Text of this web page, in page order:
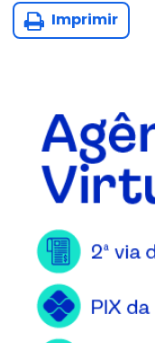
Imprimir